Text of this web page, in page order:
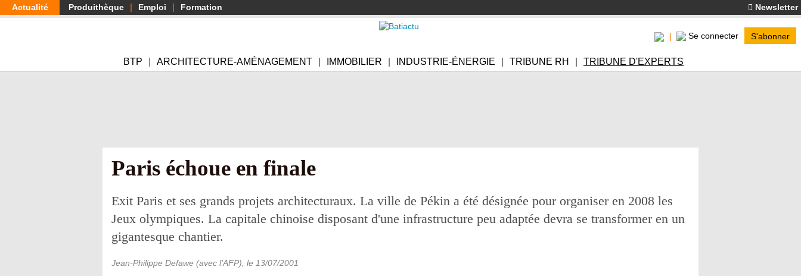
Aller
au
Actualité Produithèque Emploi Formation Newsletter
Se connecter S'abonner
BTP ARCHITECTURE-AMÉNAGEMENT IMMOBILIER INDUSTRIE-ÉNERGIE TRIBUNE RH TRIBUNE D'EXPERTS
Paris échoue en finale
Exit Paris et ses grands projets architecturaux. La ville de Pékin a été désignée pour organiser en 2008 les
Jeux olympiques. La capitale chinoise disposant d'une infrastructure peu adaptée devra se transformer en un
gigantesque chantier.
Jean-Philippe Defawe (avec l'AFP) , le 13/07/2001